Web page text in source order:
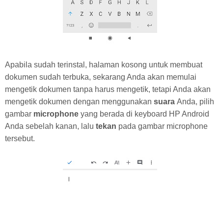
Apabila sudah terinstal, halaman kosong untuk membuat
dokumen sudah terbuka, sekarang Anda akan memulai
mengetik dokumen tanpa harus mengetik, tetapi Anda akan
mengetik dokumen dengan menggunakan suara Anda, pilih
gambar microphone yang berada di keyboard HP Android
Anda sebelah kanan, lalu tekan pada gambar microphone
tersebut.